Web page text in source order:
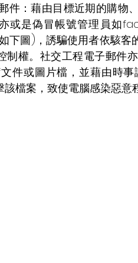
件：藉由目標近期的購物
或是偽冒帳號管理員如
下圖)，誘騙使用者依駭客
制權。社交工程電子郵件
件或圖片檔，並藉由時
檔案，致使電腦感染惡意